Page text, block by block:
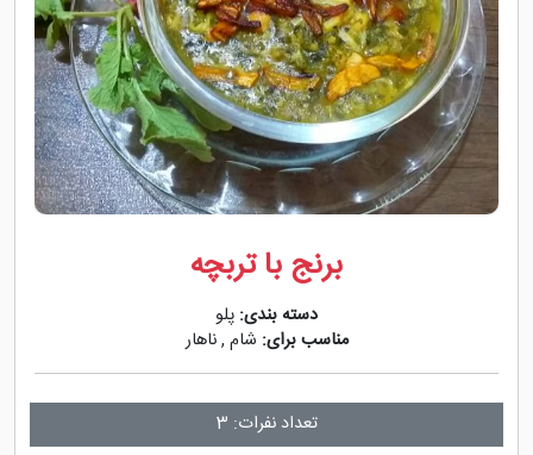
برنج با تربچه
دسته بندی: پلو
مناسب برای: شام ,ناهار
تعداد نفرات: 3